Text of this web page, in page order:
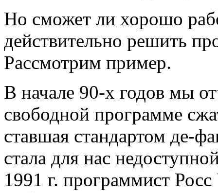
Но сможет ли хорошо
действительно решить
Рассмотрим пример.
В начале 90-х годов мы
свободной программе
ставшая стандартом де-
стала для нас
1991 г. программист